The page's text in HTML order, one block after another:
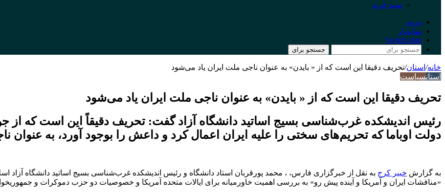
سبد خرید
ورود
سایدبار
Switch skin
جستجو برای
خانه/ استان/تحریف دقیقا این است که از « بایدن» به عنوان ناجی ملت ایران یاد می‌شود
استانسیاست
تحریف دقیقا این است که از « بایدن» به عنوان ناجی ملت ایران یاد می‌شود
رئیس اندیشکده غرب‌شناسی بسیج اساتید دانشگاه آزاد گفت: تحریف دقیقاً این است که از
دولت اوباما که تحریم‌های سختی را علیه ایران اعمال کرد و داعش را بوجود آورد، به عنوان
به گزارش خبیر کرج به نقل از خبرگزاری فارس، ، محمد پورقربان استاد دانشگاه و رئیس اندیشکده غرب‌شناسی بسیج اساتید دانشگاه
«مناقشات ایران و آمریکا و آینده پیش رو» به بررسی اهمیت خاورمیانه برای ایالات متحده آمریکا و خصوصیات دو حزب دموکرات و